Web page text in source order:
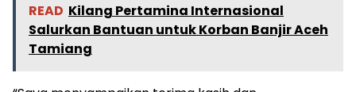
READ Kilang Pertamina Internasional
Salurkan Bantuan untuk Korban Banjir Aceh
Tamiang